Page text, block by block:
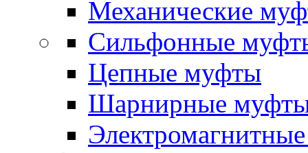
Механические
Сильфонные
Цепные муфты
Шарнирные